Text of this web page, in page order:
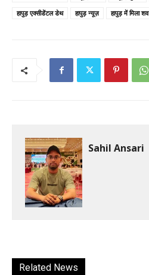
हापुड़ एक्सीडेंटल डेथ
हापुड़ न्यूज़ हापुड़ में मिला शव
Sahil Ansari
Related News